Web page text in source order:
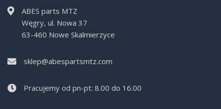
ABES parts MTZ
Węgry, ul. Nowa 37
63-460 Nowe Skalmierzyce
sklep@abespartsmtz.com
Pracujemy od pn-pt: 8.00 do 16.00